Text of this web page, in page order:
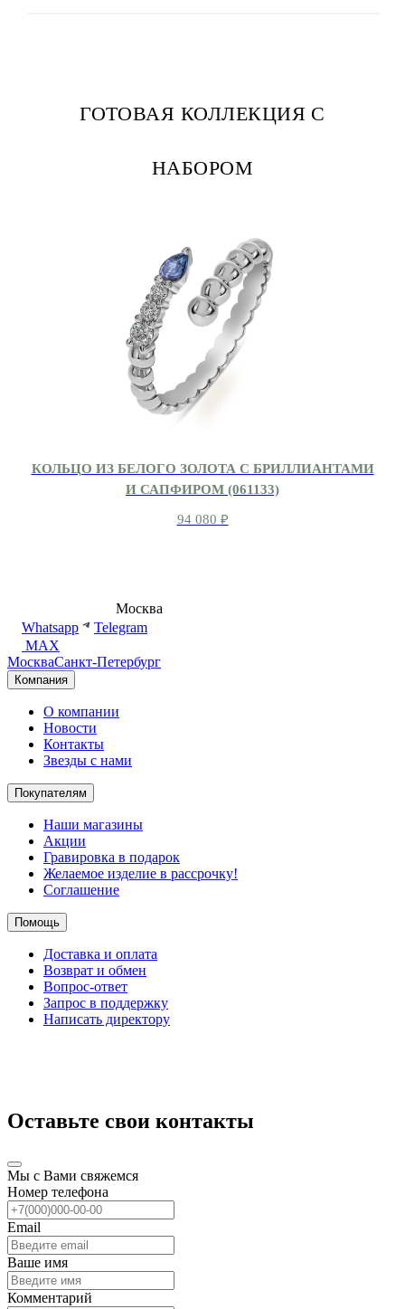
ГОТОВАЯ КОЛЛЕКЦИЯ С
НАБОРОМ
КОЛЬЦО ИЗ БЕЛОГО ЗОЛОТА С БРИЛЛИАНТАМИ
И САПФИРОМ (061133)
94 080 ₽
Москва
Whatsapp
Telegram
MAX
МоскваСанкт-Петербург
Компания
О компании
Новости
Контакты
Звезды с нами
Покупателям
Наши магазины
Акции
Гравировка в подарок
Желаемое изделие в рассрочку!
Соглашение
Помощь
Доставка и оплата
Возврат и обмен
Вопрос-ответ
Запрос в поддержку
Написать директору
Оставьте свои контакты
Мы с Вами свяжемся
Номер телефона
Email
Ваше имя
Комментарий